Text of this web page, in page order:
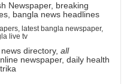
Newspaper, breaking
bangla news headlines
latest bangla newspaper,
live tv
directory, all
newspaper, daily health